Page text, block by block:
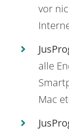
vor
alle
Mac